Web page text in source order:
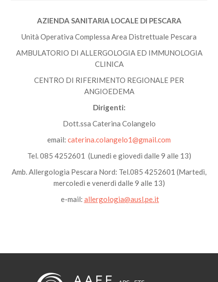
AZIENDA SANITARIA LOCALE DI PESCARA
Unità Operativa Complessa Area Distrettuale Pescara
AMBULATORIO DI ALLERGOLOGIA ED IMMUNOLOGIA
CLINICA
CENTRO DI RIFERIMENTO REGIONALE PER
ANGIOEDEMA
Dirigenti:
Dott.ssa Caterina Colangelo
email: caterina.colangelo1@gmail.com
Tel. 085 4252601 (Lunedi e giovedì dalle 9 alle 13)
Amb. Allergologia Pescara Nord: Tel.085 4252601 (Martedì,
mercoledì e venerdì dalle 9 alle 13)
e-mail: allergologia@ausl.pe.it